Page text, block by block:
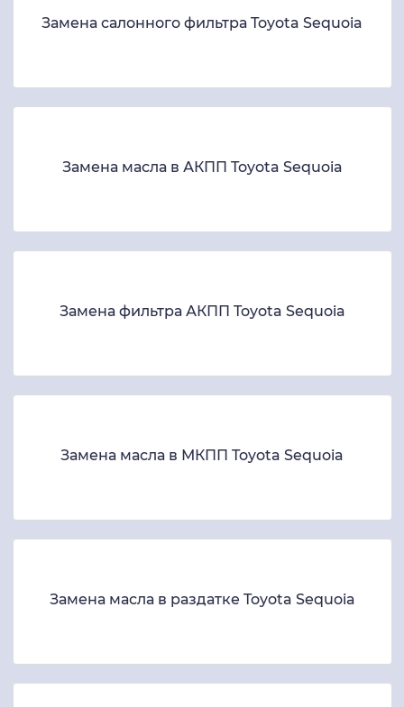
Замена салонного фильтра Toyota Sequoia
Замена масла в АКПП Toyota Sequoia
Замена фильтра АКПП Toyota Sequoia
Замена масла в МКПП Toyota Sequoia
Замена масла в раздатке Toyota Sequoia